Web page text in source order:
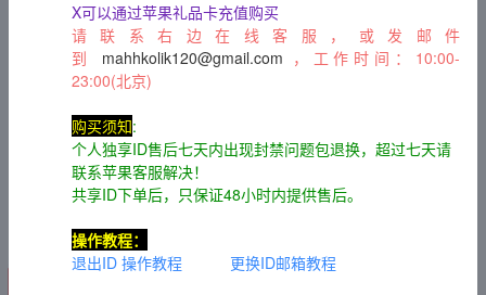
独享老号
¥35.00
独享美国苹果id（无邮箱密码）未购买
shadowrocket
¥11.00
美区苹果礼品卡3美金
X可以通过苹果礼品卡充值购买
请联系右边在线客服，或发邮件
到 mahhkolik120@gmail.com ，工作时间：10:00-
23:00(北京)
购买须知:
个人独享ID售后七天内出现封禁问题包退换，超过七天请
联系苹果客服解决！
共享ID下单后，只保证48小时内提供售后。
操作教程：
退出ID 操作教程
更换ID邮箱教程